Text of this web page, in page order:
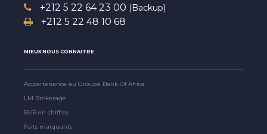
+212 5 22 64 23 00 (Backup)
+212 5 22 48 10 68
MIEUX NOUS CONNAITRE
Appartenance au Groupe Bank Of Africa
LM Brokerage
BKB en chiffres
Faits marquants